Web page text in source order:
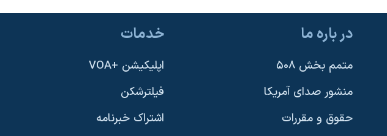
در باره ما
متمم بخش ۵۰۸
منشور صدای آمریکا
حقوق و مقررات
خدمات
اپلیکیشن +VOA
فیلترشکن
اشتراک خبرنامه